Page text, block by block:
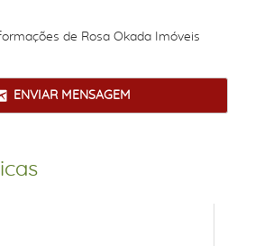
de Rosa Okada Imóveis
ENVIAR MENSAGEM